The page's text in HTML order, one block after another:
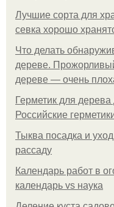
Лучшие сорта для
севка хорошо
Что делать
дереве.
дереве — очень
Герметик для
Российские
Тыква посадка и
рассаду
Календарь работ в
календарь vs наука